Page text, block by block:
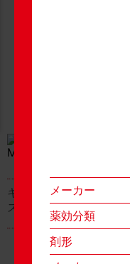
キャベジンコーワαプラ
ス顆粒
メーカー
薬効分類
剤形